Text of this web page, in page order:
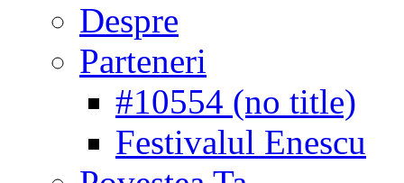
Despre
Parteneri
#10554 (no title)
Festivalul Enescu